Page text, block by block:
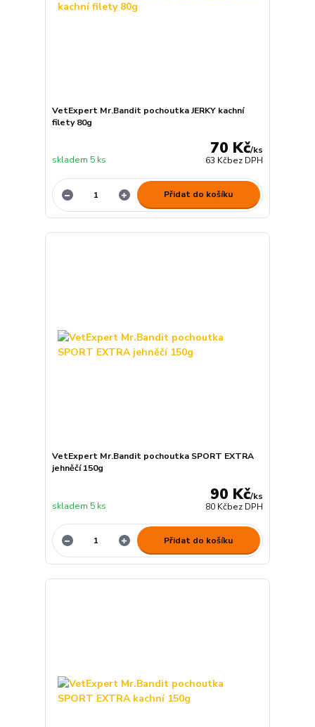
VetExpert Mr.Bandit pochoutka JERKY kachní
filety 80g
70 Kč/ks
63 Kčbez DPH
skladem 5 ks
Přidat do košíku
VetExpert Mr.Bandit pochoutka SPORT EXTRA
jehněčí 150g
90 Kč/ks
80 Kčbez DPH
skladem 5 ks
Přidat do košíku